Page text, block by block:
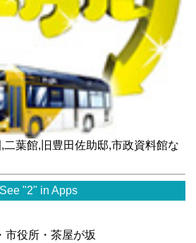
葉館,旧豊田佐助邸,市政資料館な
See "2" in Apps
市役所・茶屋が坂